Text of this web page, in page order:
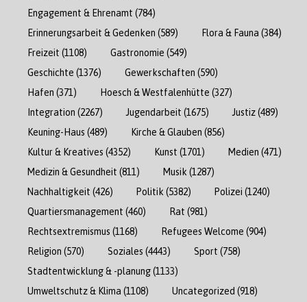
Engagement & Ehrenamt (784)
Erinnerungsarbeit & Gedenken (589) Flora & Fauna (384)
Freizeit (1108) Gastronomie (549)
Geschichte (1376) Gewerkschaften (590)
Hafen (371) Hoesch & Westfalenhütte (327)
Integration (2267) Jugendarbeit (1675) Justiz(489)
Keuning-Haus (489) Kirche & Glauben (856)
Kultur & Kreatives (4352) Kunst (1701) Medien (471)
Medizin & Gesundheit (811) Musik (1287)
Nachhaltigkeit (426) Politik (5382) Polizei (1240)
Quartiersmanagement (460) Rat (981)
Rechtsextremismus (1168) Refugees Welcome (904)
Religion (570) Soziales (4443) Sport (758)
Stadtentwicklung & -planung(1133)
Umweltschutz & Klima (1108) Uncategorized (918)